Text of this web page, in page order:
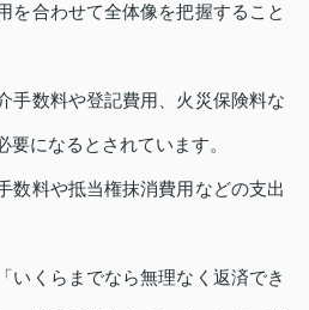
を合わせて全体像を把握すること
手数料や登記費用、火災保険料な
になるとされています。
数料や抵当権抹消費用などの支出
いくらまでなら無理なく返済でき